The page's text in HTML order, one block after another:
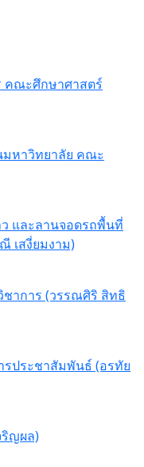
คณะศึกษาศาสตร์
มหาวิทยาลัย คณะ
และลานจอดรถพื้นที่
เสงี่ยมงาม)
ชาการ (วรรณศิริ สิทธิ
รประชาสัมพันธ์ (อรทัย
ริญผล)